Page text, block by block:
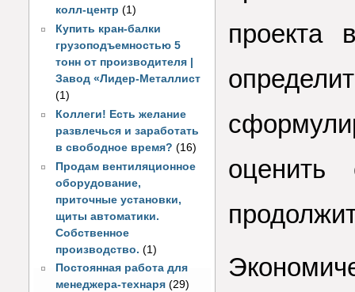
колл-центр (1)
Купить кран-балки
грузоподъемностью 5
тонн от производителя |
Завод «Лидер-Металлист
(1)
Коллеги! Есть желание
развлечься и заработать
в свободное время? (16)
Продам вентиляционное
оборудование,
приточные установки,
щиты автоматики.
Собственное
производство. (1)
Постоянная работа для
менеджера-технаря (29)
проекта
оценить